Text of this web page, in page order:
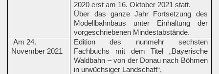
2020 erst am 16. Oktober 2021 statt.
Über das ganze Jahr Fortsetzung des
Modellbahnbaus unter Einhaltung der
vorgeschriebenen Mindestabstände.
Am 24.
November 2021
Edition des nunmehr sechsten
Fachbuchs mit dem Titel „Bayerische
Waldbahn – von der Donau nach Böhmen
in urwüchsiger Landschaft“,